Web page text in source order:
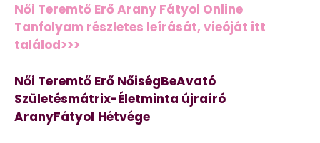
Női Teremtő Erő Arany Fátyol Online
Tanfolyam részletes leírását, vieóját itt
találod>>>
Női Teremtő Erő NőiségBeAvató
Születésmátrix-Életminta újraíró
AranyFátyol Hétvége